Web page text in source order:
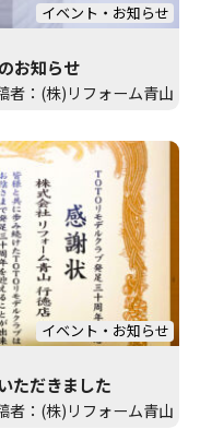
イベント・お知らせ
お知らせ
者：(株)リフォーム青山
イベント・お知らせ
ただきました
者：(株)リフォーム青山